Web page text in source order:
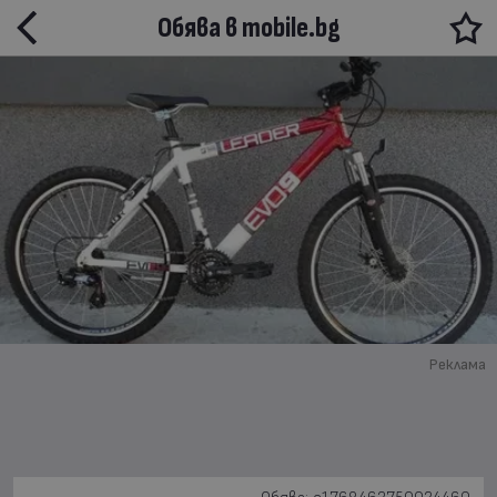
Обява в mobile.bg
Реклама